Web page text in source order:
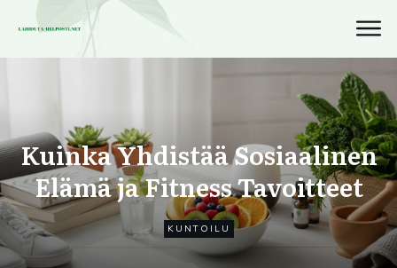
Kuinka Yhdistää Sosiaalinen
Elämä ja Fitness Tavoitteet
KUNTOILU